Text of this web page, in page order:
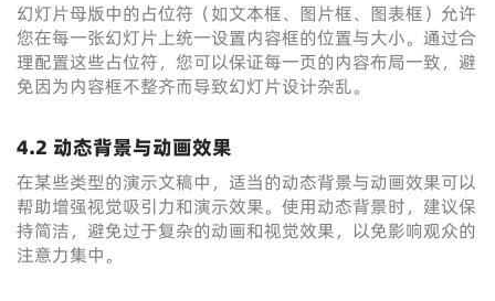
幻灯片母版中的占位符（如文本框、图片框、图表框）允许
您在每一张幻灯片上统一设置内容框的位置与大小。通过合
理配置这些占位符，您可以保证每一页的内容布局一致，避
免因为内容框不整齐而导致幻灯片设计杂乱。
4.2 动态背景与动画效果
在某些类型的演示文稿中，适当的动态背景与动画效果可以
帮助增强视觉吸引力和演示效果。使用动态背景时，建议保
持简洁，避免过于复杂的动画和视觉效果，以免影响观众的
注意力集中。